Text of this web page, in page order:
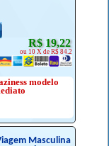
R$ 19,22
ou 10 X de R$ 84.2
modelo
Masculina